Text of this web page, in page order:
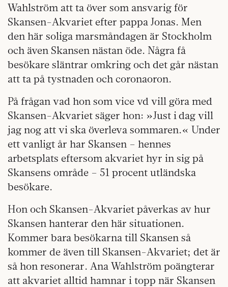
Wahlström att ta över som ansvarig för
Skansen-Akvariet efter pappa Jonas. Men
den här soliga marsmåndagen är Stockholm
och även Skansen nästan öde. Några få
besökare släntrar omkring och det går nästan
att ta på tystnaden och coronaoron.
På frågan vad hon som vice vd vill göra med
Skansen-Akvariet säger hon: »Just i dag vill
jag nog att vi ska överleva sommaren.« Under
ett vanligt år har Skansen – hennes
arbetsplats eftersom akvariet hyr in sig på
Skansens område – 51 procent utländska
besökare.
Hon och Skansen-Akvariet påverkas av hur
Skansen hanterar den här situationen.
Kommer bara besökarna till Skansen så
kommer de även till Skansen-Akvariet; det är
så hon resonerar. Ana Wahlström poängterar
att akvariet alltid hamnar i topp när Skansen